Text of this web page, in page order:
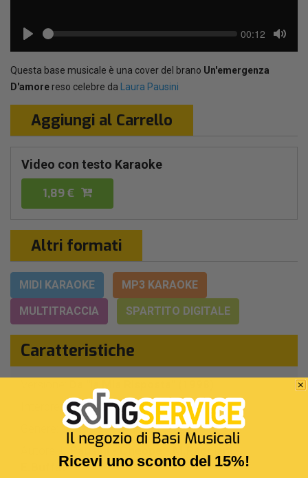
Seek Current
00:12
Mute
Questa base musicale è una cover del brano Un'emergenza
D'amore reso celebre da Laura Pausini
Aggiungi al Carrello
Video con testo Karaoke
1,89 €
Altri formati
MIDI KARAOKE
MP3 KARAOKE
MULTITRACCIA
SPARTITO DIGITALE
Caratteristiche
Interprete Originale:Laura Pausini
Leggera Italiana
L.Pausini - Cheope - M.Pacciani -
E.BuffatRicevi uno sconto del 15%!